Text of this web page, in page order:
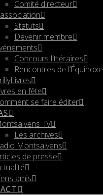
Comité directeur
Statuts
Devenir membre
Concours littéraires
Rencontres de l’Équinoxe
en fête
se faire éditer
TV
Les archives
Montsalvens
de presse
amis